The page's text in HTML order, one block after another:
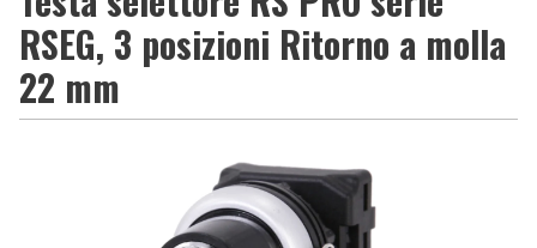
RSEG, 3 posizioni Ritorno a molla
22 mm